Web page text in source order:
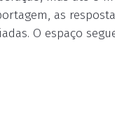
as
O espaço